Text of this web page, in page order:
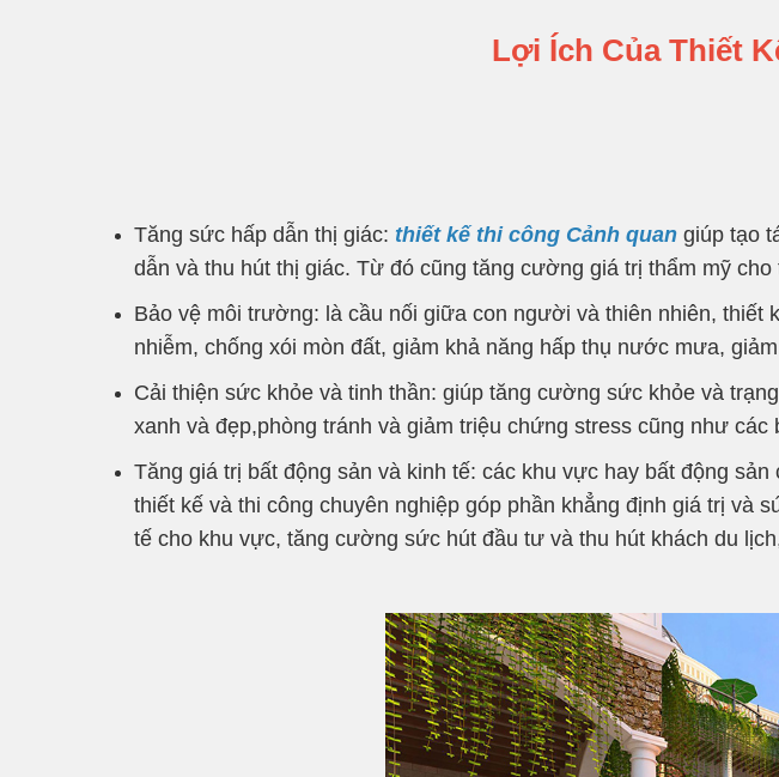
Lợi Ích Của Thiết
Tăng sức hấp dẫn thị giác: thiết kế thi công Cảnh quan giúp tạo
dẫn và thu hút thị giác. Từ đó cũng tăng cường giá trị thẩm mỹ cho
Bảo vệ môi trường: là cầu nối giữa con người và thiên nhiên, thiết
nhiễm, chống xói mòn đất, giảm khả năng hấp thụ nước mưa,
Cải thiện sức khỏe và tinh thần: giúp tăng cường sức khỏe và
xanh và đẹp,phòng tránh và giảm triệu chứng stress cũng như
Tăng giá trị bất động sản và kinh tế: các khu vực hay bất động
thiết kế và thi công chuyên nghiệp góp phần khẳng định giá trị và
tế cho khu vực, tăng cường sức hút đầu tư và thu hút khách du